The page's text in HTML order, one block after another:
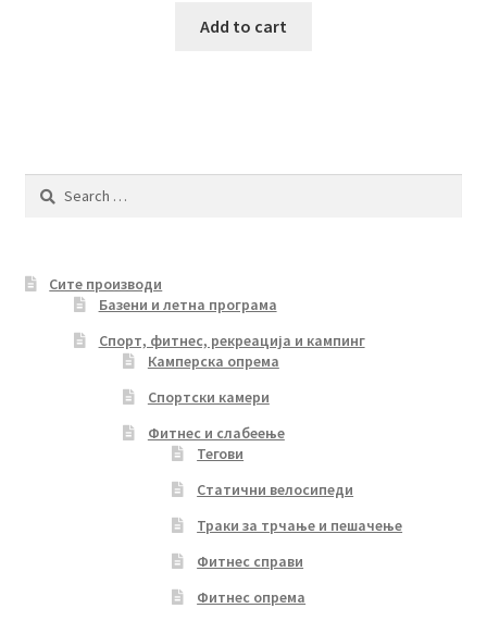
Add to cart
Search
Сите производи
Базени и летна програма
Спорт, фитнес, рекреација и кампинг
Камперска опрема
Спортски камери
Фитнес и слабеење
Тегови
Статични велосипеди
Траки за трчање и пешачење
Фитнес справи
Фитнес опрема